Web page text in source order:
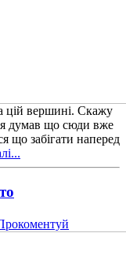
цій вершині. Скажу
я думав що сюди вже
що забігати наперед